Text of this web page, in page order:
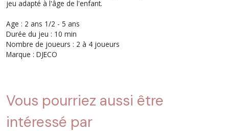
jeu adapté à l'âge de l'enfant.
Age : 2 ans 1/2 - 5 ans
Durée du jeu : 10 min
Nombre de joueurs : 2 à 4 joueurs
Marque : DJECO
Vous pourriez aussi être
intéressé par